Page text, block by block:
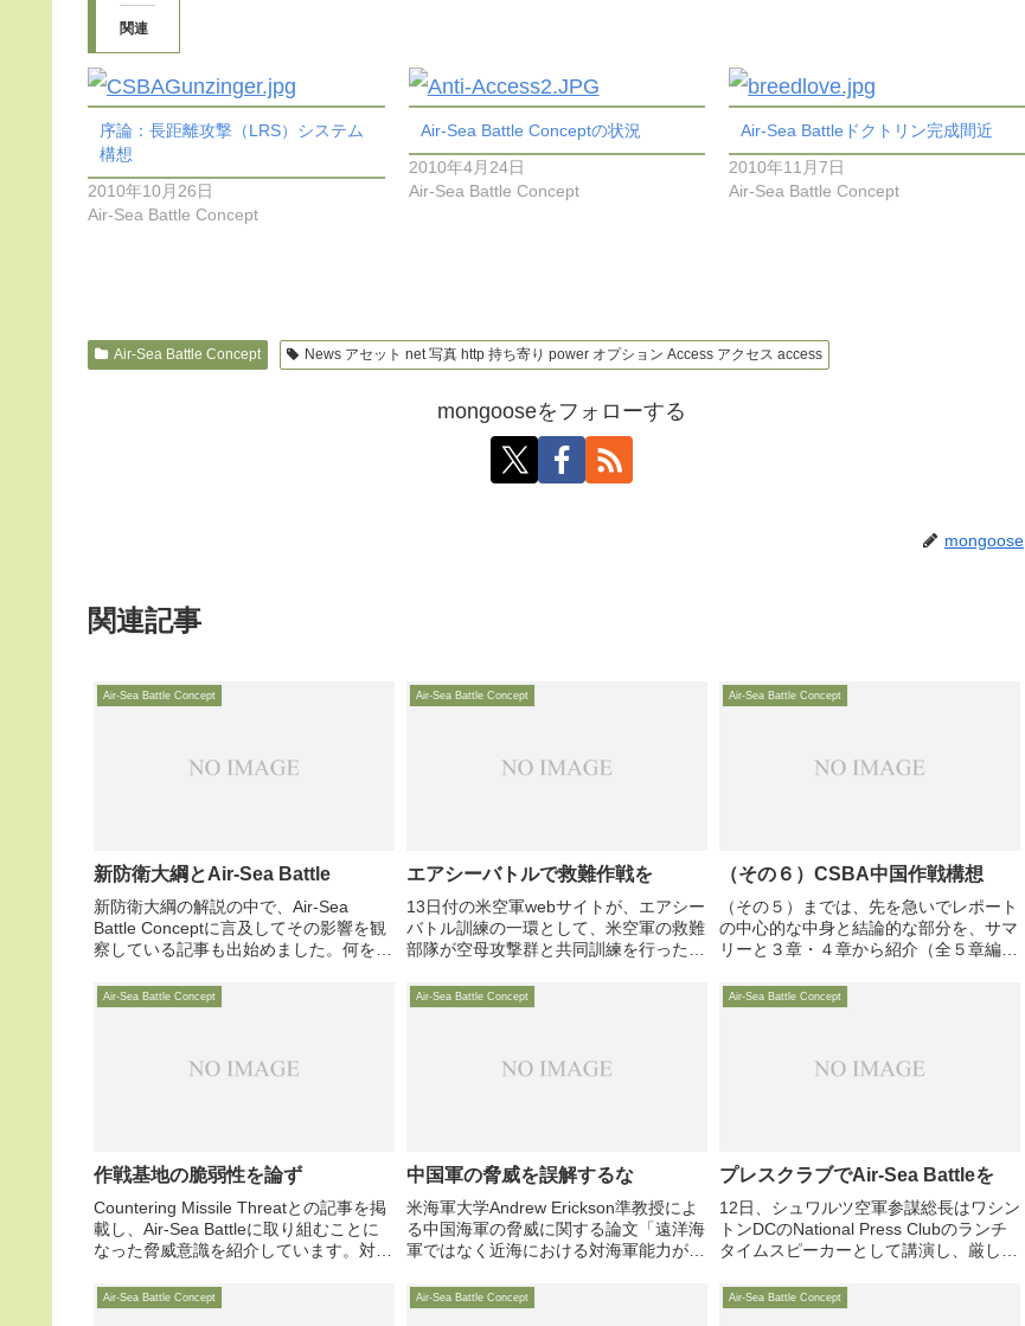
関連
序論：長距離攻撃（LRS）システム
構想
2010年10月26日
Air-Sea Battle Concept
Air-Sea Battle Conceptの状況
2010年4月24日
Air-Sea Battle Concept
Air-Sea Battleドクトリン完成間近
2010年11月7日
Air-Sea Battle Concept
Air-Sea Battle Concept News アセット net 写真 http 持ち寄り power オプション Access アクセス access
mongooseをフォローする
mongoose
関連記事
Air-Sea Battle Concept
新防衛大綱とAir-Sea Battle
新防衛大綱の解説の中で、Air-Sea
Battle Conceptに言及してその影響を観
察している記事も出始めました。何を今
方向性の記事ですので、中身はありませ
んが概要を取り上げます。
Air-Sea Battle Concept
エアシーバトルで救難作戦を
13日付の米空軍webサイトが、エアシー
バトル訓練の一環として、米空軍の救難
部隊が空母攻撃群と共同訓練を行った様
け、引き続き敵攻撃を受ける危険のある
地域で兵士を救出する
Air-Sea Battle Concept
（その６）CSBA中国作戦構想
（その５）までは、先を急いでレポート
の中心的な中身と結論的な部分を、サマ
リーと３章・４章から紹介（全５章編
分を見ておくべきとの反省もあり、２章
「A2ADにより生ずる作戦上の問題」に
Air-Sea Battle Concept
作戦基地の脆弱性を論ず
Countering Missile Threatとの記事を掲
載し、Air-Sea Battleに取り組むことに
なった脅威意識を紹介しています。対象
基地への直接的脅威から目を背けてきた
ことへの反省が中心・・・
Air-Sea Battle Concept
中国軍の脅威を誤解するな
米海軍大学Andrew Erickson準教授によ
る中国海軍の脅威に関する論文「遠洋海
軍ではなく近海における対海軍能力が脅
国は近海で、利点を最大限に生かす非対
称戦法で利益を追求する、との主張
Air-Sea Battle Concept
プレスクラブでAir-Sea Battleを
12日、シュワルツ空軍参謀総長はワシン
トンDCのNational Press Clubのランチ
タイムスピーカーとして講演し、厳しい
向かうこと、Air-Sea Battle への取り組
み、特に海軍との協力の方向性について
Air-Sea Battle Concept Air-Sea Battle Concept Air-Sea Battle Concept